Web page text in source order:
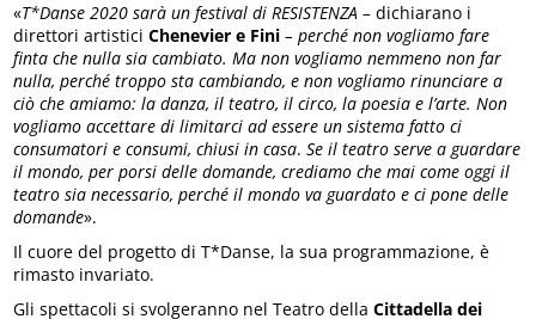
«T*Danse 2020 sarà un festival di RESISTENZA –dichiarano i
direttori artisticiChenevier e Fini – perché non vogliamo fare
finta che nulla sia cambiato. Ma non vogliamo nemmeno non far
nulla, perché troppo sta cambiando, e non vogliamo rinunciare a
ciò che amiamo: la danza, il teatro, il circo, la poesia e l’arte. Non
vogliamo accettare di limitarci ad essere un sistema fatto ci
consumatori e consumi, chiusi in casa.Se il teatro serve a guardare
il mondo, per porsi delle domande, crediamo che mai come oggi il
teatro sia necessario, perché il mondo va guardato e ci pone delle
domande».
Il cuore del progetto di T*Danse, la sua programmazione, è
rimasto invariato.
Gli spettacoli si svolgeranno nel Teatro dellaCittadella dei